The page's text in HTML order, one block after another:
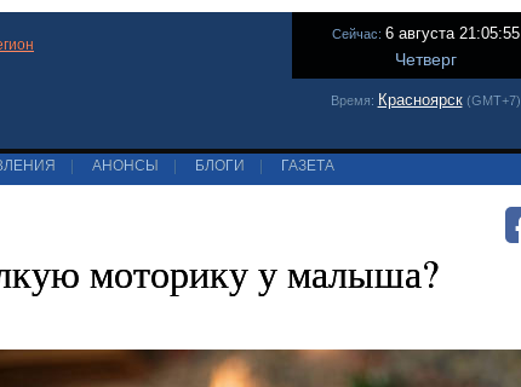
Сейчас: 6 августа 21:05:55
Четверг
Время: Красноярск(GMT+7)
АНОНСЫ БЛОГИ ГАЗЕТА
моторику у малыша?